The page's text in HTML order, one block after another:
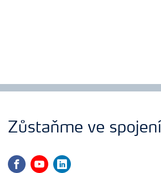
Zůstaňme ve spojení
facebookyoutubelinkedin